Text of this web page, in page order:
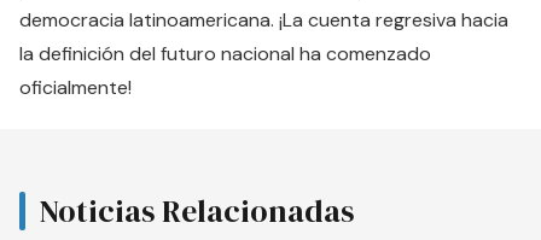
democracia latinoamericana. ¡La cuenta regresiva hacia
la definición del futuro nacional ha comenzado
oficialmente!
Noticias Relacionadas